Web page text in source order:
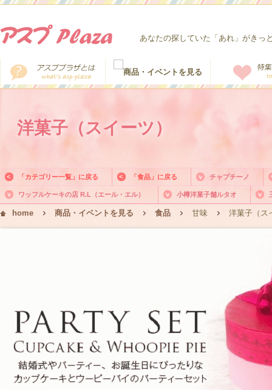
あなたの探していた「あれ」がきっ
洋菓子（スイーツ）
「カテゴリー一覧」に戻る 「食品」に戻る チャプチーノ
ワッフルケーキの店 R.L（エール・エル） 小樽洋菓子舗ルタオ
home 商品・イベントを見る 食品 甘味 洋菓子（ス